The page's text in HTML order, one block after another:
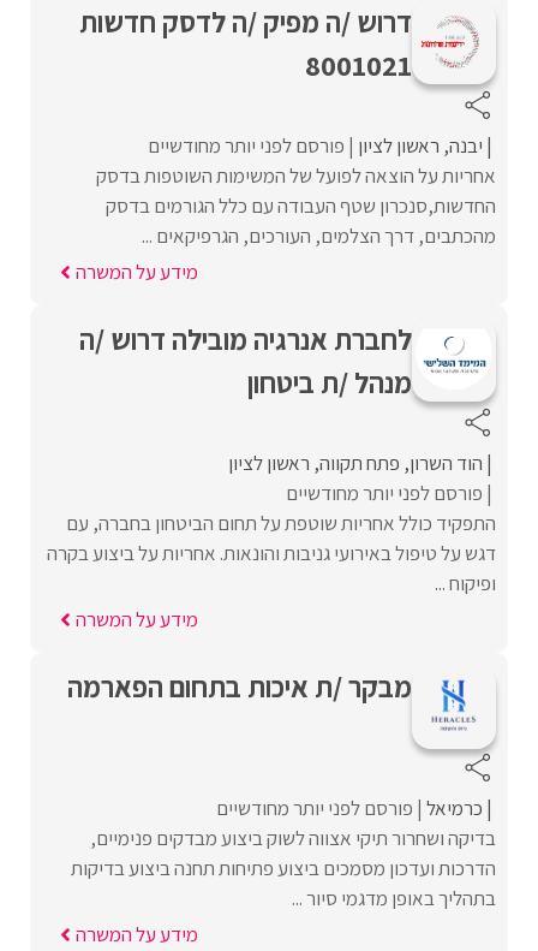
דרוש /ה מפיק /ה לדסק חדשות
8001021
יבנה ראשון לציון פורסם לפני יותר מחודשיים
אחריות על הוצאה לפועל של המשימות השוטפות בדסק
החדשות,סנכרון שטף העבודה עם כלל הגורמים בדסק
מהכתבים, דרך הצלמים, העורכים, הגרפיקאים ...
מידע על המשרה
לחברת אנרגיה מובילה דרוש /ה
מנהל /ת ביטחון
הוד השרון פתח תקווה ראשון לציון
פורסם לפני יותר מחודשיים
התפקיד כולל אחריות שוטפת על תחום הביטחון בחברה, עם
דגש על טיפול באירועי גניבות והונאות. אחריות על ביצוע בקרה
ופיקוח ...
מידע על המשרה
מבקר /ת איכות בתחום הפארמה
כרמיאל פורסם לפני יותר מחודשיים
בדיקה ושחרור תיקי אצווה לשוק ביצוע מבדקים פנימיים,
הדרכות ועדכון מסמכים ביצוע פתיחות תחנה ביצוע בדיקות
בתהליך באופן מדגמי סיור ...
מידע על המשרה